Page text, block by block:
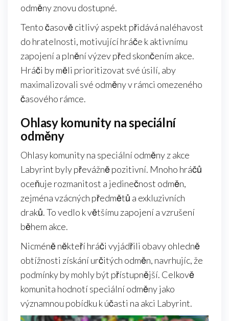
odměny znovu dostupné.
Tento časově citlivý aspekt přidává naléhavost
do hratelnosti, motivující hráče k aktivnímu
zapojení a plnění výzev před skončením akce.
Hráči by měli prioritizovat své úsilí, aby
maximalizovali své odměny v rámci omezeného
časového rámce.
Ohlasy komunity na speciální
odměny
Ohlasy komunity na speciální odměny z akce
Labyrint byly převážně pozitivní. Mnoho hráčů
oceňuje rozmanitost a jedinečnost odměn,
zejména vzácných předmětů a exkluzivních
draků. To vedlo k většímu zapojení a vzrušení
během akce.
Nicméně někteří hráči vyjádřili obavy ohledně
obtížnosti získání určitých odměn, navrhujíc, že
podmínky by mohly být přístupnější. Celkově
komunita hodnotí speciální odměny jako
významnou pobídku k účasti na akci Labyrint.